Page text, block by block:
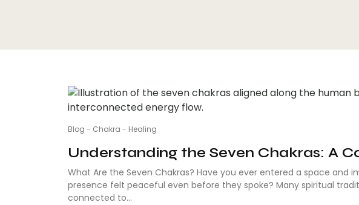
Blog - Chakra - Healing
Understanding the Seven Chakras: A
What Are the Seven Chakras? Have you ever entered a space
presence felt peaceful even before they spoke? Many spiritual
connected to...